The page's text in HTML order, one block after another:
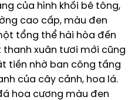
của hình khối bê tông,
cao cấp, màu đen
tổng thể hài hòa đến
thanh xuân tươi mới cũng
tiền nhờ ban công tầng
của cây cảnh, hoa lá.
hoa cương màu đen